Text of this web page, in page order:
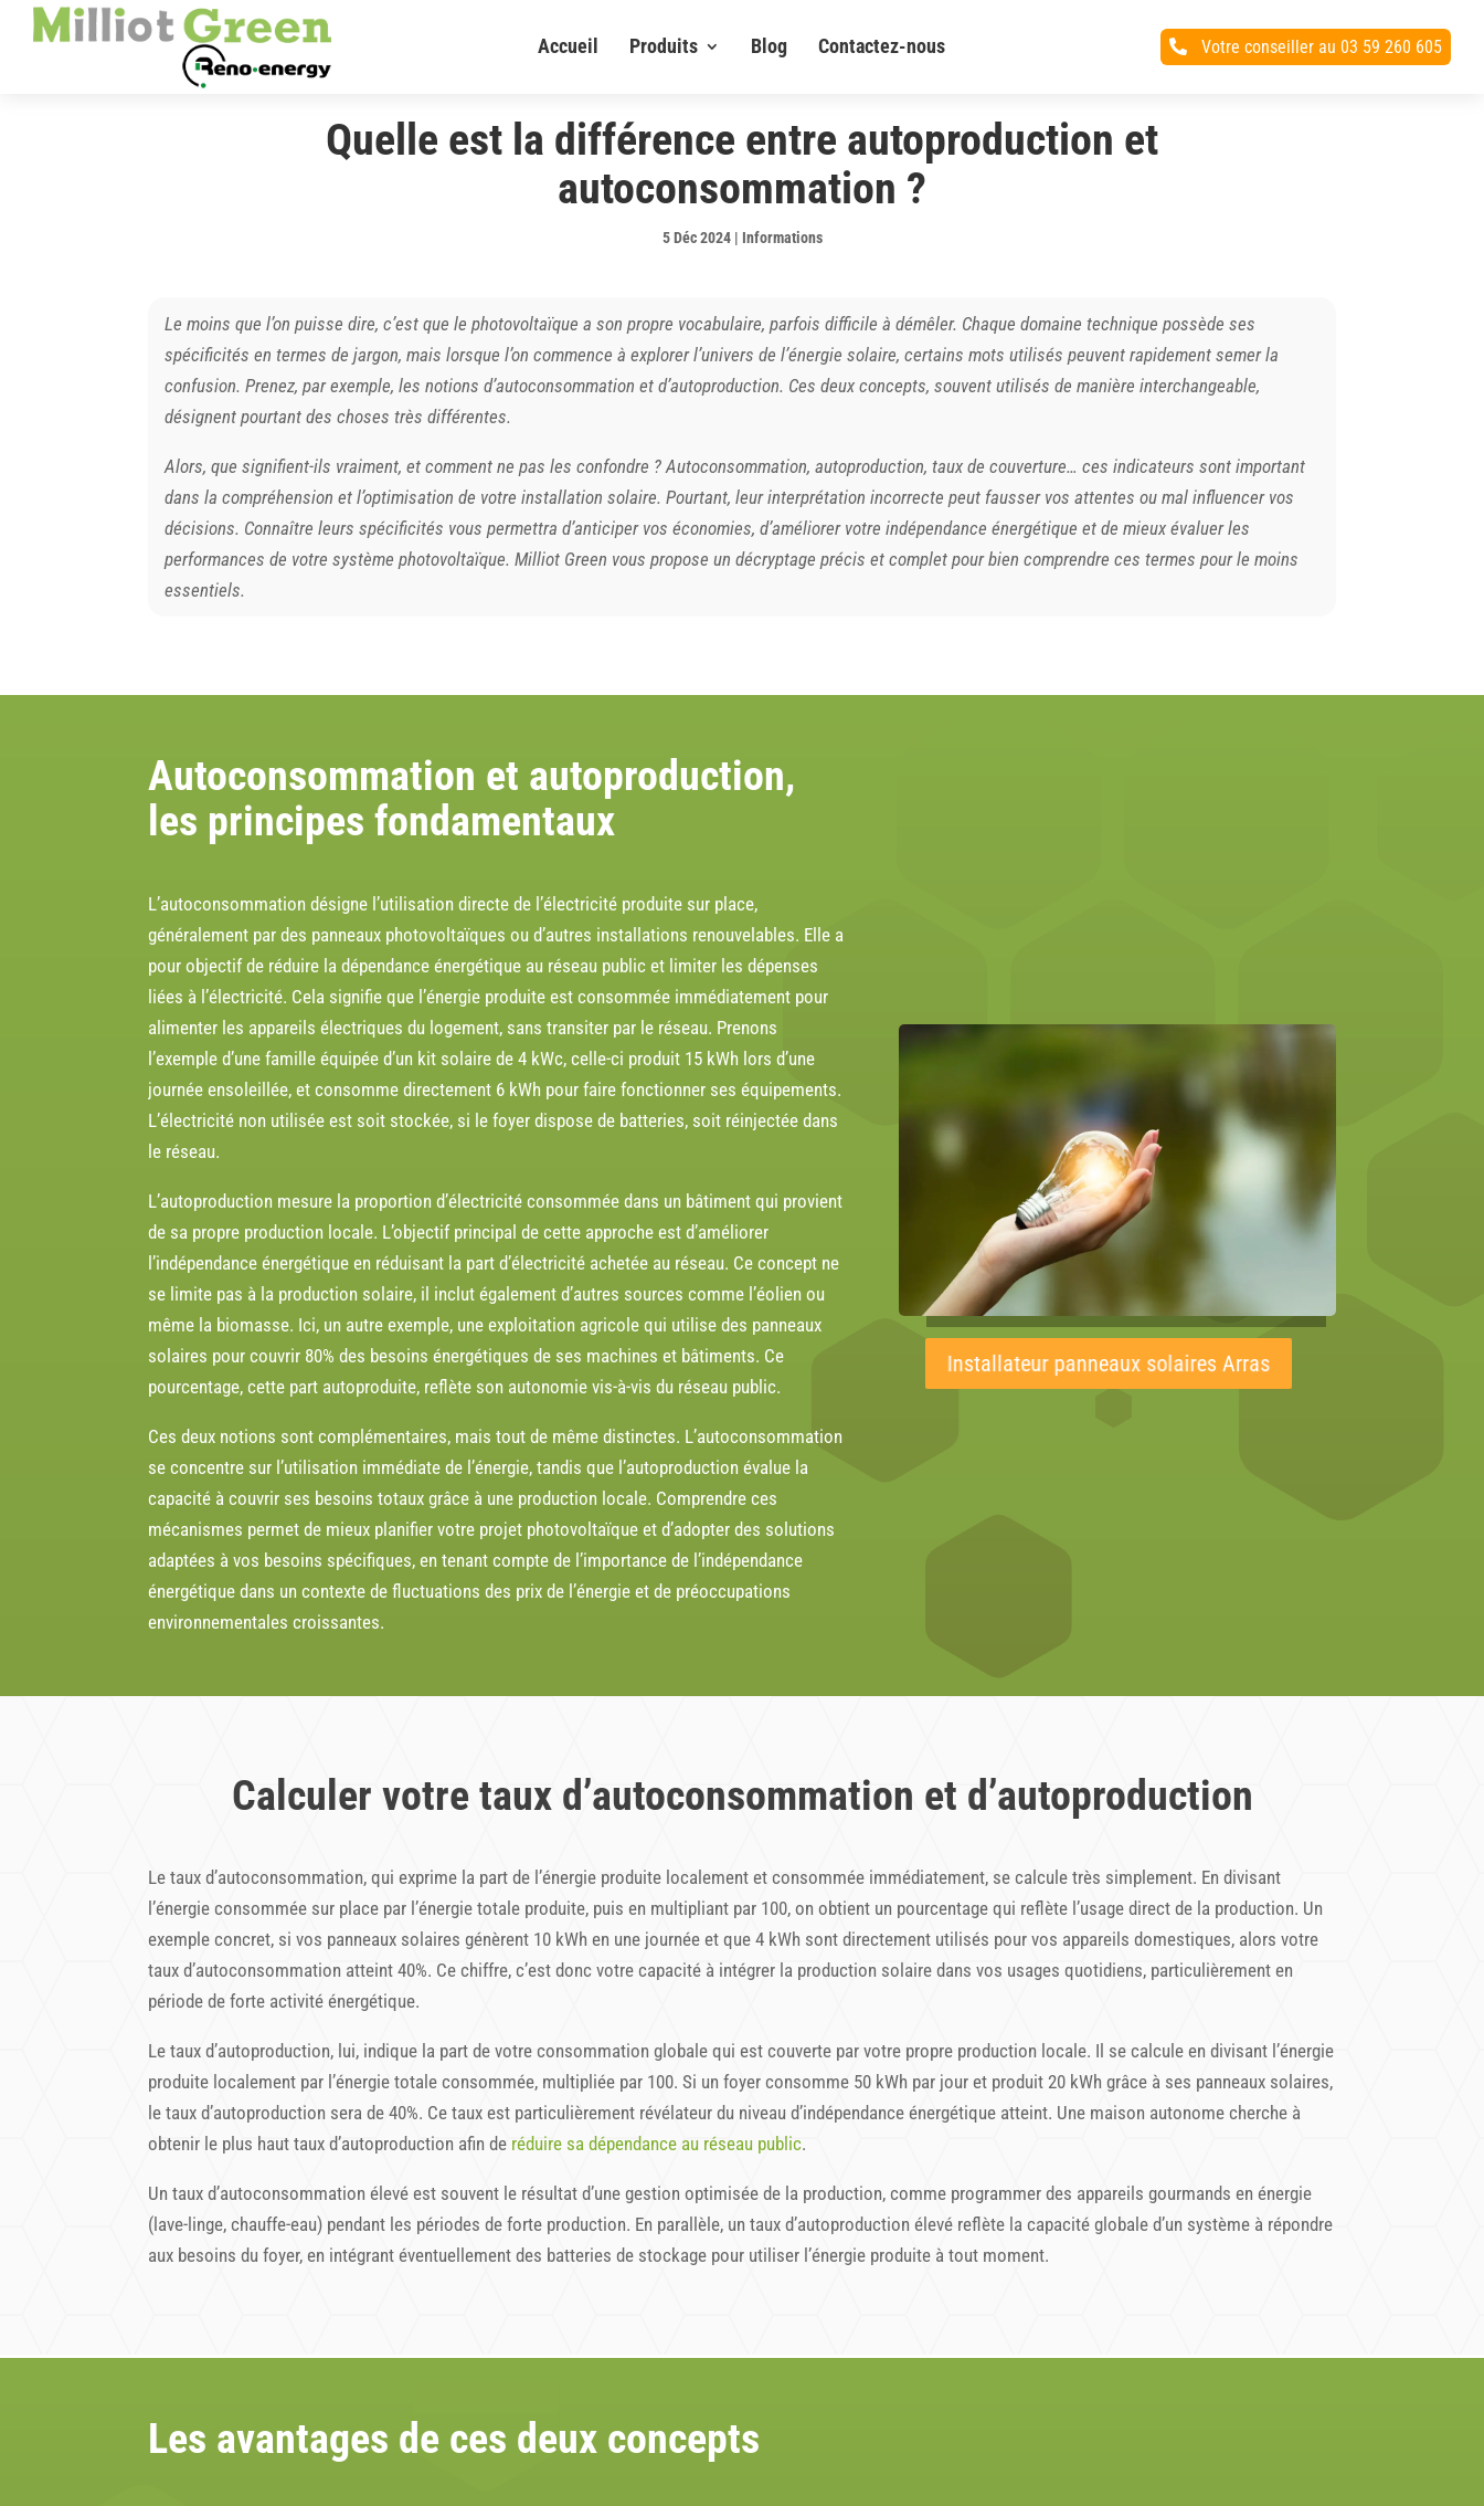
Accueil Produits Blog Contactez-nous  Votre conseiller au 03 59 260 605
Quelle est la différence entre autoproduction et
autoconsommation ?
5 Déc 2024| Informations
Le moins que l’on puisse dire, c’est que le photovoltaïque a son propre vocabulaire, parfois difficile à démêler. Chaque domaine technique possède ses
spécificités en termes de jargon, mais lorsque l’on commence à explorer l’univers de l’énergie solaire, certains mots utilisés peuvent rapidement semer la
confusion. Prenez, par exemple, les notions d’autoconsommation et d’autoproduction. Ces deux concepts, souvent utilisés de manière interchangeable,
désignent pourtant des choses très différentes.
Alors, que signifient-ils vraiment, et comment ne pas les confondre ? Autoconsommation, autoproduction, taux de couverture… ces indicateurs sont important
dans la compréhension et l’optimisation de votre installation solaire. Pourtant, leur interprétation incorrecte peut fausser vos attentes ou mal influencer vos
décisions. Connaître leurs spécificités vous permettra d’anticiper vos économies, d’améliorer votre indépendance énergétique et de mieux évaluer les
performances de votre système photovoltaïque. Milliot Green vous propose un décryptage précis et complet pour bien comprendre ces termes pour le moins
essentiels.
Autoconsommation et autoproduction,
les principes fondamentaux
L’autoconsommation désigne l’utilisation directe de l’électricité produite sur place,
généralement par des panneaux photovoltaïques ou d’autres installations renouvelables. Elle a
pour objectif de réduire la dépendance énergétique au réseau public et limiter les dépenses
liées à l’électricité. Cela signifie que l’énergie produite est consommée immédiatement pour
alimenter les appareils électriques du logement, sans transiter par le réseau. Prenons
l’exemple d’une famille équipée d’un kit solaire de 4 kWc, celle-ci produit 15 kWh lors d’une
journée ensoleillée, et consomme directement 6 kWh pour faire fonctionner ses équipements.
L’électricité non utilisée est soit stockée, si le foyer dispose de batteries, soit réinjectée dans
le réseau.
L’autoproduction mesure la proportion d’électricité consommée dans un bâtiment qui provient
de sa propre production locale. L’objectif principal de cette approche est d’améliorer
l’indépendance énergétique en réduisant la part d’électricité achetée au réseau. Ce concept ne
se limite pas à la production solaire, il inclut également d’autres sources comme l’éolien ou
même la biomasse. Ici, un autre exemple, une exploitation agricole qui utilise des panneaux
solaires pour couvrir 80% des besoins énergétiques de ses machines et bâtiments. Ce
pourcentage, cette part autoproduite, reflète son autonomie vis-à-vis du réseau public.
Ces deux notions sont complémentaires, mais tout de même distinctes. L’autoconsommation
se concentre sur l’utilisation immédiate de l’énergie, tandis que l’autoproduction évalue la
capacité à couvrir ses besoins totaux grâce à une production locale. Comprendre ces
mécanismes permet de mieux planifier votre projet photovoltaïque et d’adopter des solutions
adaptées à vos besoins spécifiques, en tenant compte de l’importance de l’indépendance
énergétique dans un contexte de fluctuations des prix de l’énergie et de préoccupations
environnementales croissantes.
Installateur panneaux solaires Arras
Calculer votre taux d’autoconsommation et d’autoproduction
Le taux d’autoconsommation, qui exprime la part de l’énergie produite localement et consommée immédiatement, se calcule très simplement. En divisant
l’énergie consommée sur place par l’énergie totale produite, puis en multipliant par 100, on obtient un pourcentage qui reflète l’usage direct de la production. Un
exemple concret, si vos panneaux solaires génèrent 10 kWh en une journée et que 4 kWh sont directement utilisés pour vos appareils domestiques, alors votre
taux d’autoconsommation atteint 40%. Ce chiffre, c’est donc votre capacité à intégrer la production solaire dans vos usages quotidiens, particulièrement en
période de forte activité énergétique.
Le taux d’autoproduction, lui, indique la part de votre consommation globale qui est couverte par votre propre production locale. Il se calcule en divisant l’énergie
produite localement par l’énergie totale consommée, multipliée par 100. Si un foyer consomme 50 kWh par jour et produit 20 kWh grâce à ses panneaux solaires,
le taux d’autoproduction sera de 40%. Ce taux est particulièrement révélateur du niveau d’indépendance énergétique atteint. Une maison autonome cherche à
obtenir le plus haut taux d’autoproduction afin de réduire sa dépendance au réseau public.
Un taux d’autoconsommation élevé est souvent le résultat d’une gestion optimisée de la production, comme programmer des appareils gourmands en énergie
(lave-linge, chauffe-eau) pendant les périodes de forte production. En parallèle, un taux d’autoproduction élevé reflète la capacité globale d’un système à répondre
aux besoins du foyer, en intégrant éventuellement des batteries de stockage pour utiliser l’énergie produite à tout moment.
Les avantages de ces deux concepts